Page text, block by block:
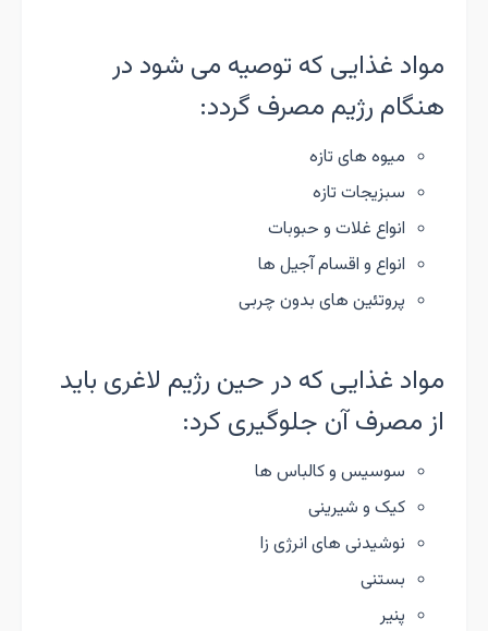
مواد غذایی که توصیه می شود در
هنگام رژیم مصرف گردد:
میوه های تازه
سبزیجات تازه
انواع غلات و حبوبات
انواع و اقسام آجیل ها
پروتئین های بدون چربی
مواد غذایی که در حین رژیم لاغری باید
از مصرف آن جلوگیری کرد:
سوسیس و کالباس ها
کیک و شیرینی
نوشیدنی های انرژی زا
بستنی
پنیر